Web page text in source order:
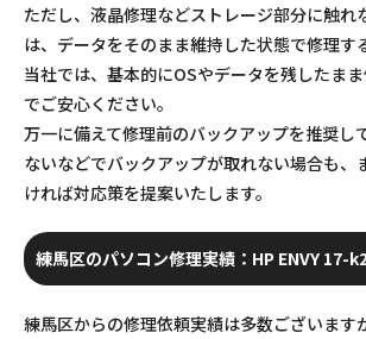
ただし、液晶修理などストレージ部分に触れ
は、データをそのまま維持した状態で修理す
当社では、基本的にOSやデータを残したま
でご安心ください。
万一に備えて修理前のバックアップを推奨し
ないなどでバックアップが取れない場合も、
ければ対応策を提案いたします。
練馬区のパソコン修理実績：HP ENVY 17-
練馬区からの修理依頼実績は多数ございます